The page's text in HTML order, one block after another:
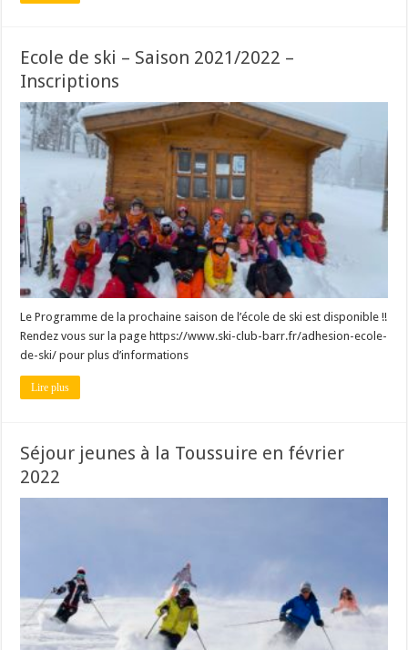
Ecole de ski – Saison 2021/2022 –
Inscriptions
Le Programme de la prochaine saison de l’école de ski est disponible !!
Rendez vous sur la page https://www.ski-club-barr.fr/adhesion-ecole-
de-ski/ pour plus d’informations
Lire plus
Séjour jeunes à la Toussuire en février
2022